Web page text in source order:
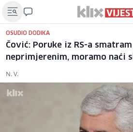
OSUDIO DODIKA
Čović: Poruke iz RS-a
neprimjerenim, moramo naći
N. V.